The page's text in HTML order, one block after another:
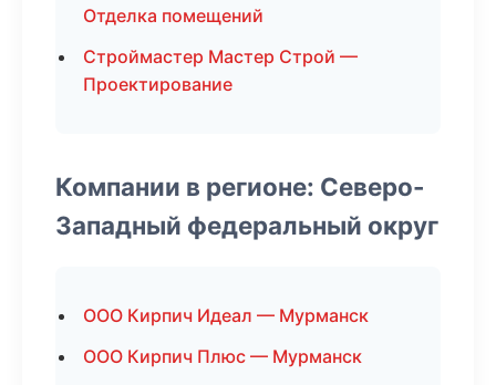
Отделка помещений
Строймастер Мастер Строй —
Проектирование
Компании в регионе: Северо-
Западный федеральный округ
ООО Кирпич Идеал — Мурманск
ООО Кирпич Плюс — Мурманск